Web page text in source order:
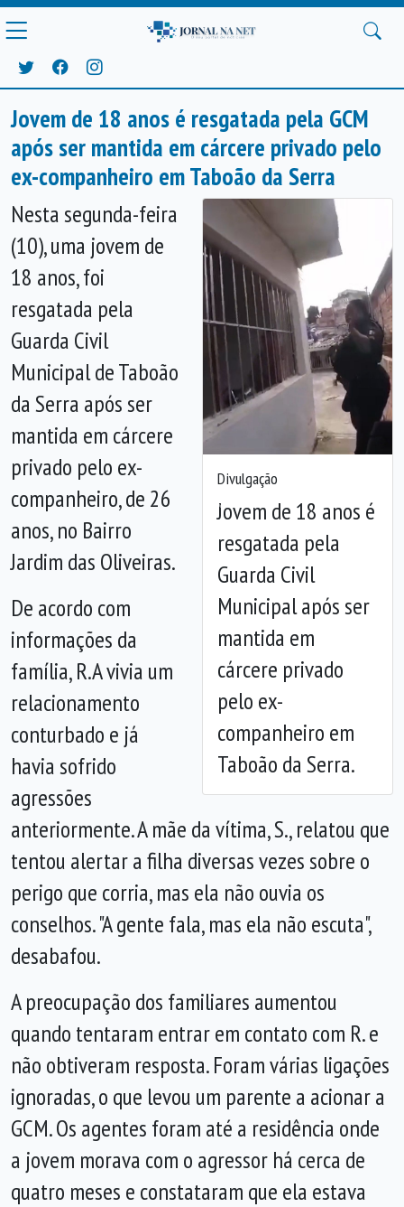
Jovem de 18 anos é resgatada pela GCM
após ser mantida em cárcere privado pelo
ex-companheiro em Taboão da Serra
Divulgação
Jovem de 18 anos é
resgatada pela
Guarda Civil
Municipal após ser
mantida em
cárcere privado
pelo ex-
companheiro em
Taboão da Serra.
Anterior
Nesta segunda-feira
(10), uma jovem de
18 anos, foi
resgatada pela
Guarda Civil
Municipal de Taboão
da Serra após ser
mantida em cárcere
privado pelo ex-
companheiro, de 26
anos, no Bairro
Jardim das Oliveiras.
De acordo com
informações da
família, R.A vivia um
relacionamento
conturbado e já
havia sofrido
agressões
anteriormente. A mãe da vítima, S., relatou que
tentou alertar a filha diversas vezes sobre o
perigo que corria, mas ela não ouvia os
conselhos. "A gente fala, mas ela não escuta",
desabafou.
A preocupação dos familiares aumentou
quando tentaram entrar em contato com R. e
não obtiveram resposta. Foram várias ligações
ignoradas, o que levou um parente a acionar a
GCM. Os agentes foram até a residência onde
a jovem morava com o agressor há cerca de
quatro meses e constataram que ela estava